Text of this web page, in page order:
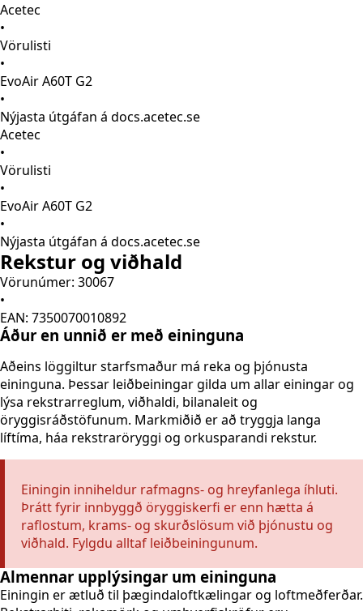
Acetec
•
Vörulisti
•
EvoAir A60T G2
•
Nýjasta útgáfan á docs.acetec.se
Acetec
•
Vörulisti
•
EvoAir A60T G2
•
Nýjasta útgáfan á docs.acetec.se
Rekstur og viðhald
Vörunúmer: 30067
•
EAN: 7350070010892
Áður en unnið er með eininguna
Aðeins löggiltur starfsmaður má reka og þjónusta
eininguna. Þessar leiðbeiningar gilda um allar einingar og
lýsa rekstrarreglum, viðhaldi, bilanaleit og
öryggisráðstöfunum. Markmiðið er að tryggja langa
líftíma, háa rekstraröryggi og orkusparandi rekstur.
Einingin inniheldur rafmagns- og hreyfanlega íhluti.
Þrátt fyrir innbyggð öryggiskerfi er enn hætta á
raflostum, krams- og skurðslösum við þjónustu og
viðhald. Fylgdu alltaf leiðbeiningunum.
Almennar upplýsingar um eininguna
Einingin er ætluð til þægindaloftkælingar og loftmeðferðar.